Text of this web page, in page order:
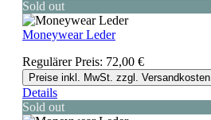
Sold out
Moneywear Leder
Regulärer Preis: 72,00 €
Preise inkl. MwSt. zzgl. Versandkosten
Details
Sold out